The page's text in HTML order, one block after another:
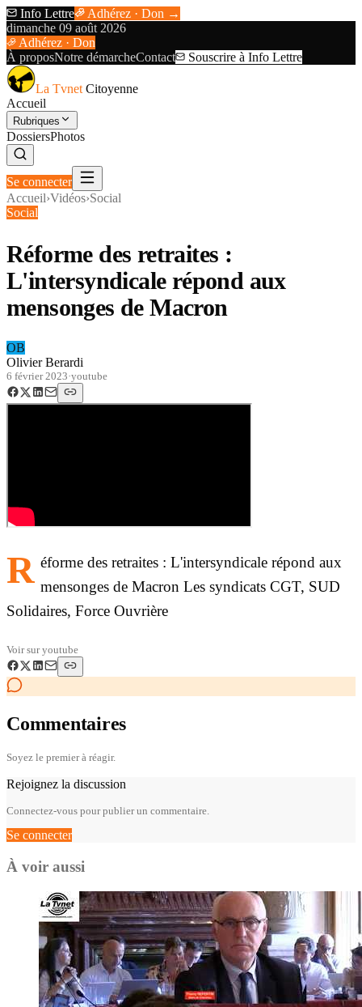
Info Lettre
Adhérez · Don →
dimanche 09 août 2026
Adhérez · Don
À proposNotre démarcheContact Souscrire à Info Lettre
La Tvnet Citoyenne
Accueil
Rubriques
DossiersPhotos
Se connecter
Accueil›Vidéos›Social
Social
Réforme des retraites :
L'intersyndicale répond aux
mensonges de Macron
OB
Olivier Berardi
6 février 2023·youtube
R éforme des retraites : L'intersyndicale répond aux
mensonges de Macron Les syndicats CGT, SUD
Solidaires, Force Ouvrière
Voir suryoutube
Commentaires
Soyez le premier à réagir.
Rejoignez la discussion
Connectez-vous pour publier un commentaire.
Se connecter
À voir aussi